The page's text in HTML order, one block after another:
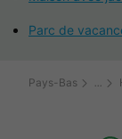
Parc de
Pays-Bas